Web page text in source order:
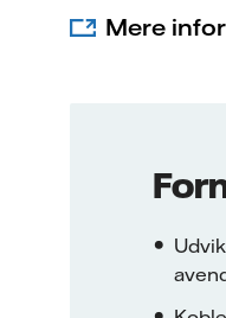
Mere